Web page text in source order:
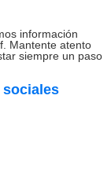
información
Mantente atento
siempre un paso
sociales